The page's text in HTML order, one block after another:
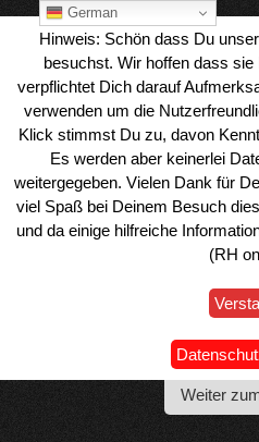
content
Wohnmobil
Weiter
Hinweis: Schön dass Du
besuchst. Wir hoffen dass
verpflichtet Dich darauf
verwenden um die
Klick stimmst Du zu, davon
Es werden aber keinerlei
weitergegeben. Vielen Dank für
viel Spaß bei Deinem Besuch
und da einige hilfreiche
(RH
German